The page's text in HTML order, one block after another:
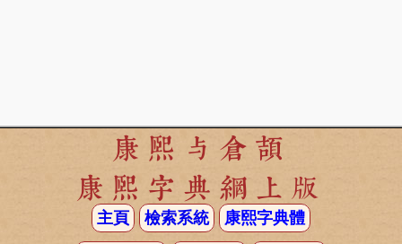
康熙与倉頡
康熙字典網上版
主頁 檢索系統 康熙字典體